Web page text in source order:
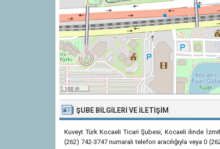
100 m
ŞUBE BILGILERI VE İLETIŞIM
Kuveyt Türk Kocaeli Ticari Şubesi, Kocaeli ilinde
(262) 742-3747 numaralı telefon aracılığıyla veya 0